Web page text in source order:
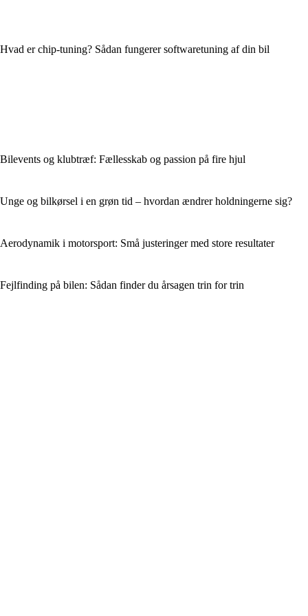
Hvad er chip-tuning? Sådan fungerer softwaretuning af din bil
Bilevents og klubtræf: Fællesskab og passion på fire hjul
Unge og bilkørsel i en grøn tid – hvordan ændrer holdningerne sig?
Aerodynamik i motorsport: Små justeringer med store resultater
Fejlfinding på bilen: Sådan finder du årsagen trin for trin